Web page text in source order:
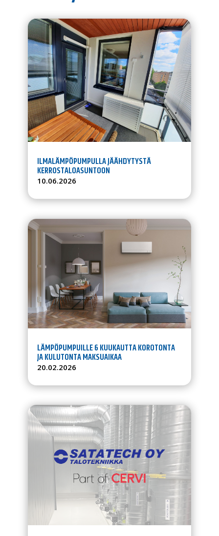
ILMALÄMPÖPUMPULLA JÄÄHDYTYSTÄ
KERROSTALOASUNTOON
10.06.2026
LÄMPÖPUMPUILLE 6 KUUKAUTTA KOROTONTA
JA KULUTONTA MAKSUAIKAA
20.02.2026